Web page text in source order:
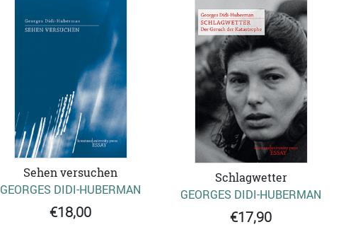
Sehen versuchen
GEORGES DIDI-HUBERMAN
€18,00
Schlagwetter
GEORGES DIDI-HUBERMAN
€17,90